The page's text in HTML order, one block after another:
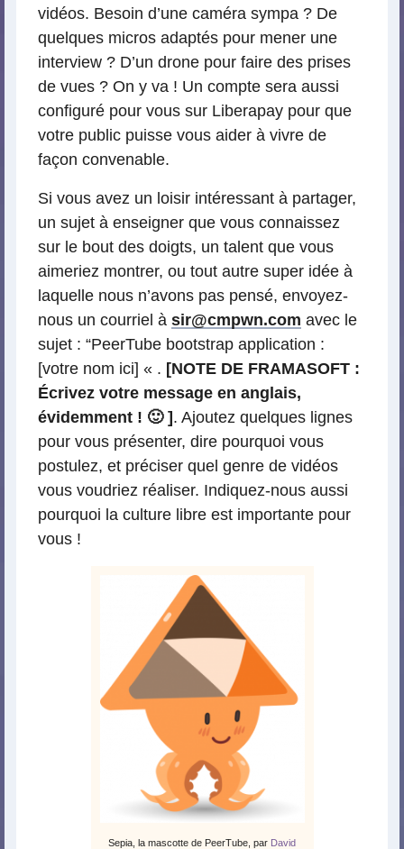
vidéos. Besoin d’une caméra sympa ? De
quelques micros adaptés pour mener une
interview ? D’un drone pour faire des prises
de vues ? On y va ! Un compte sera aussi
configuré pour vous sur Liberapay pour que
votre public puisse vous aider à vivre de
façon convenable.
Si vous avez un loisir intéressant à partager,
un sujet à enseigner que vous connaissez
sur le bout des doigts, un talent que vous
aimeriez montrer, ou tout autre super idée à
laquelle nous n’avons pas pensé, envoyez-
nous un courriel à sir@cmpwn.com avec le
sujet : “PeerTube bootstrap application :
[votre nom ici] « . [NOTE DE FRAMASOFT :
Écrivez votre message en anglais,
évidemment ! 🙂 ]. Ajoutez quelques lignes
pour vous présenter, dire pourquoi vous
postulez, et préciser quel genre de vidéos
vous voudriez réaliser. Indiquez-nous aussi
pourquoi la culture libre est importante pour
vous !
Sepia, la mascotte de PeerTube, par David